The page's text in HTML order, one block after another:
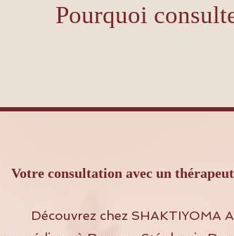
Pourquoi
Votre consultation avec un
Découvrez chez SHAKTIYOMA